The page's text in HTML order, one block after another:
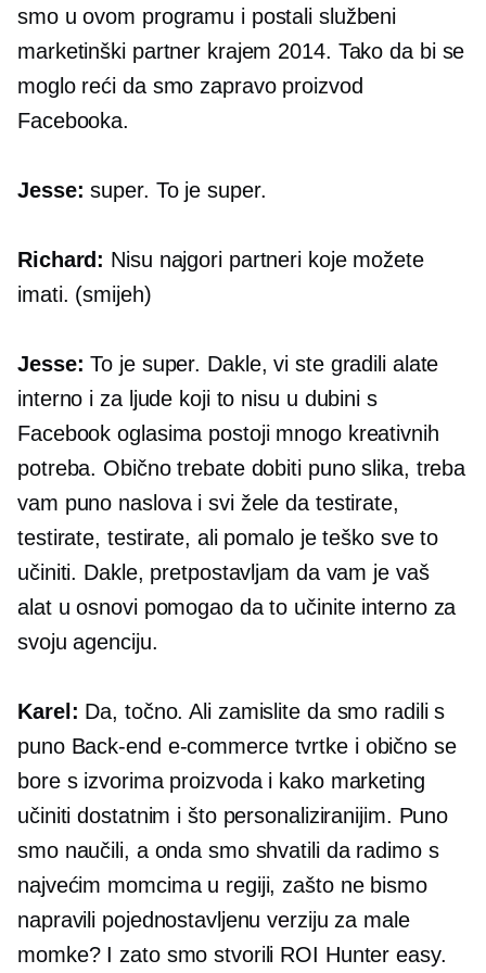
smo u ovom programu i postali službeni
marketinški partner krajem 2014. Tako da bi se
moglo reći da smo zapravo proizvod
Facebooka.
Jesse: super. To je super.
Richard: Nisu najgori partneri koje možete
imati. (smijeh)
Jesse: To je super. Dakle, vi ste gradili alate
interno i za ljude koji to nisu u dubini s
Facebook oglasima postoji mnogo kreativnih
potreba. Obično trebate dobiti puno slika, treba
vam puno naslova i svi žele da testirate,
testirate, testirate, ali pomalo je teško sve to
učiniti. Dakle, pretpostavljam da vam je vaš
alat u osnovi pomogao da to učinite interno za
svoju agenciju.
Karel: Da, točno. Ali zamislite da smo radili s
puno Back-end e-commercetvrtke i obično se
bore s izvorima proizvoda i kako marketing
učiniti dostatnim i što personaliziranijim. Puno
smo naučili, a onda smo shvatili da radimo s
najvećim momcima u regiji, zašto ne bismo
napravili pojednostavljenu verziju za male
momke? I zato smo stvorili ROI Hunter easy.